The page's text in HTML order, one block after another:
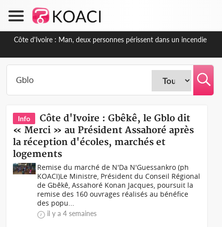
Côte d'Ivoire : Séileu, la célébration de la fête nationale transformée
Info
Côte d'Ivoire : Gbêkê, le Gblo dit
« Merci » au Président Assahoré après
la réception d'écoles, marchés et
logements
Remise du marché de N'Da N'Guessankro (ph
KOACI)Le Ministre, Président du Conseil Régional
de Gbêkê, Assahoré Konan Jacques, poursuit la
remise des 160 ouvrages réalisés au bénéfice
des popu...
il y a 4 semaines